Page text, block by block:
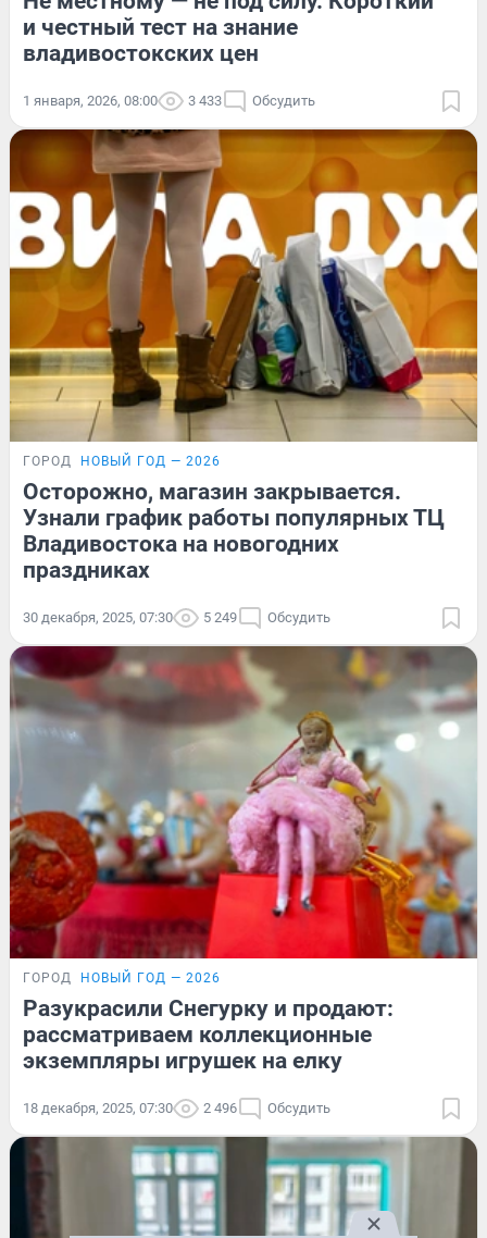
и честный тест на знание
владивостокских цен
1 января, 2026, 08:00 3 433 Обсудить
ГОРОД НОВЫЙ ГОД — 2026
Осторожно, магазин закрывается.
Узнали график работы популярных ТЦ
Владивостока на новогодних
праздниках
30 декабря, 2025, 07:30 5 249 Обсудить
ГОРОД НОВЫЙ ГОД — 2026
Разукрасили Снегурку и продают:
рассматриваем коллекционные
экземпляры игрушек на елку
18 декабря, 2025, 07:30 2 496 Обсудить